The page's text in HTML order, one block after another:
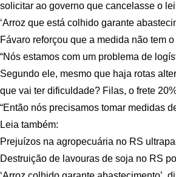
solicitar ao governo que cancelasse o
‘Arroz que está colhido garante
Fávaro reforçou que a medida não tem
“Nós estamos com um problema de
Segundo ele, mesmo que haja rotas
que vai ter dificuldade? Filas, o frete
“Então nós precisamos tomar medidas
Leia também:
Prejuízos na agropecuária no RS
Destruição de lavouras de soja no RS